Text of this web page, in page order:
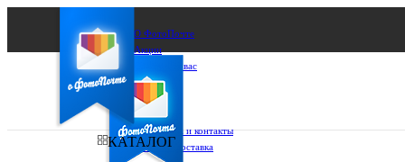
О ФотоПочте
Акции
Сделаем за вас
Бизнесу
FAQ
Франшиза
Поддержка и контакты
Оплата и доставка
КАТАЛОГ